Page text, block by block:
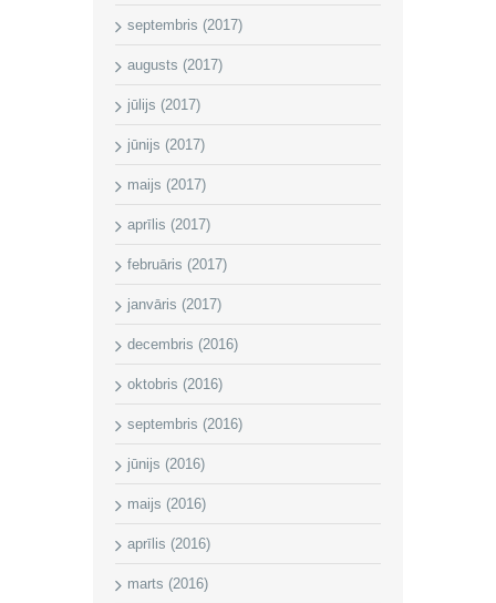
septembris (2017)
augusts (2017)
jūlijs (2017)
jūnijs (2017)
maijs (2017)
aprīlis (2017)
februāris (2017)
janvāris (2017)
decembris (2016)
oktobris (2016)
septembris (2016)
jūnijs (2016)
maijs (2016)
aprīlis (2016)
marts (2016)